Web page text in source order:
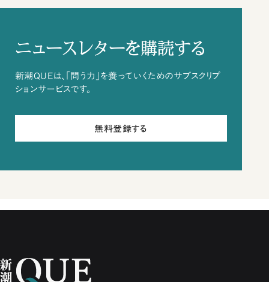
ニュースレターを購読する
新潮QUEは、「問う力」を養っていくためのサブスクリプ
ションサービスです。
無料登録する